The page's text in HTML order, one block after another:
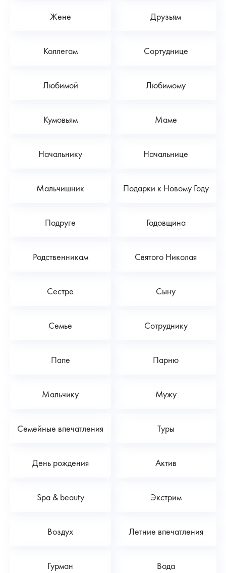
Жене Друзьям
Коллегам Сортуднице
Любимой Любимому
Кумовьям Маме
Начальнику Начальнице
Мальчишник Подарки к Новому Году
Подруге Годовщина
Родственникам Святого Николая
Сестре Сыну
Семье Сотруднику
Папе Парню
Мальчику Мужу
Семейные впечатления Туры
День рождения Актив
Spa & beauty Экстрим
Воздух Летние впечатления
Гурман Вода